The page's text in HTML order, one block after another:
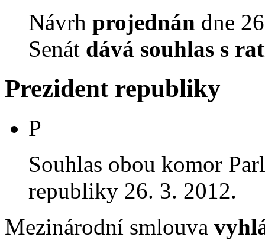
Návrh projednán dne
Senát dává souhlas s
Prezident republiky
P
Souhlas obou komor
republiky 26. 3. 2012.
Mezinárodní smlouva